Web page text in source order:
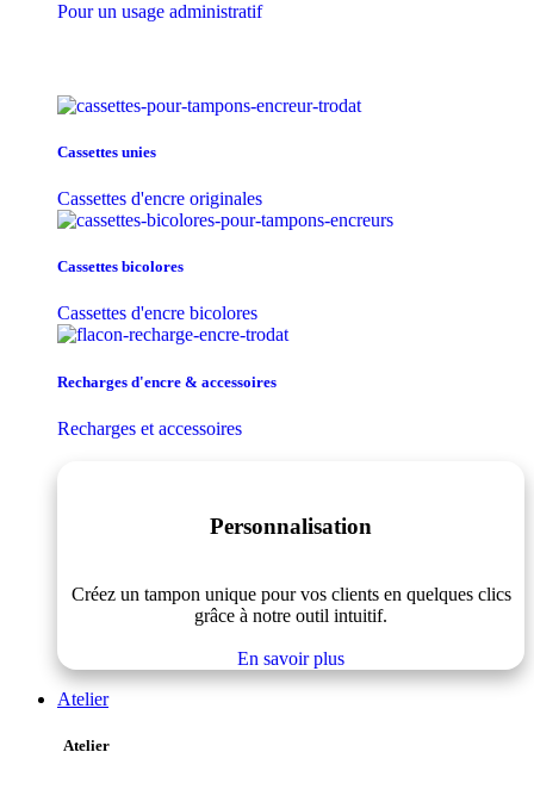
Pour un usage administratif
Cassettes unies
Cassettes d'encre originales
Cassettes bicolores
Cassettes d'encre bicolores
Recharges d'encre & accessoires
Recharges et accessoires
Personnalisation
Créez un tampon unique pour vos clients en quelques clics
grâce à notre outil intuitif.
En savoir plus
Atelier
Atelier